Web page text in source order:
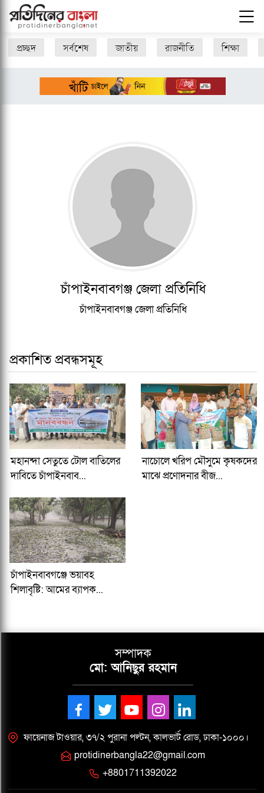
প্রচ্ছদ সর্বশেষ জাতীয় রাজনীতি শিক্ষা
চাঁপাইনবাবগঞ্জ জেলা প্রতিনিধি
চাঁপাইনবাবগঞ্জ জেলা প্রতিনিধি
প্রকাশিত প্রবন্ধসমূহ
মহানন্দা সেতুতে টোল বাতিলের
দাবিতে চাঁপাইনবাব...
নাচোলে খরিপ মৌসুমে কৃষকদের
মাঝে প্রণোদনার বীজ...
চাঁপাইনবাবগঞ্জে ভয়াবহ
শিলাবৃষ্টি: আমের ব্যাপক...
সম্পাদক
মো: আনিছুর রহমান
ফায়েনাজ টাওয়ার, ৩৭/২ পুরানা পল্টন, কালভার্ট রোড, ঢাকা-১০০০।
protidinerbangla22@gmail.com
+8801711392022